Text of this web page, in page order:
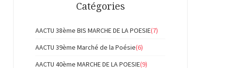
Catégories
AACTU 38ème BIS MARCHE DE LA POESIE(7)
AACTU 39ème Marché de la Poésie(6)
AACTU 40ème MARCHE DE LA POESIE(9)